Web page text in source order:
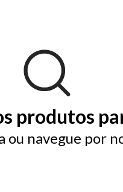
produtos
ou navegue por